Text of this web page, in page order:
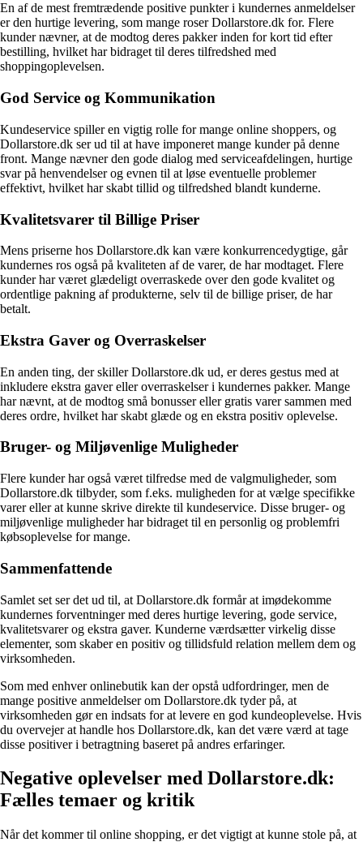
En af de mest fremtrædende positive punkter i kundernes anmeldelser
er den hurtige levering, som mange roser Dollarstore.dk for. Flere
kunder nævner, at de modtog deres pakker inden for kort tid efter
bestilling, hvilket har bidraget til deres tilfredshed med
shoppingoplevelsen.
God Service og Kommunikation
Kundeservice spiller en vigtig rolle for mange online shoppers, og
Dollarstore.dk ser ud til at have imponeret mange kunder på denne
front. Mange nævner den gode dialog med serviceafdelingen, hurtige
svar på henvendelser og evnen til at løse eventuelle problemer
effektivt, hvilket har skabt tillid og tilfredshed blandt kunderne.
Kvalitetsvarer til Billige Priser
Mens priserne hos Dollarstore.dk kan være konkurrencedygtige, går
kundernes ros også på kvaliteten af de varer, de har modtaget. Flere
kunder har været glædeligt overraskede over den gode kvalitet og
ordentlige pakning af produkterne, selv til de billige priser, de har
betalt.
Ekstra Gaver og Overraskelser
En anden ting, der skiller Dollarstore.dk ud, er deres gestus med at
inkludere ekstra gaver eller overraskelser i kundernes pakker. Mange
har nævnt, at de modtog små bonusser eller gratis varer sammen med
deres ordre, hvilket har skabt glæde og en ekstra positiv oplevelse.
Bruger- og Miljøvenlige Muligheder
Flere kunder har også været tilfredse med de valgmuligheder, som
Dollarstore.dk tilbyder, som f.eks. muligheden for at vælge specifikke
varer eller at kunne skrive direkte til kundeservice. Disse bruger- og
miljøvenlige muligheder har bidraget til en personlig og problemfri
købsoplevelse for mange.
Sammenfattende
Samlet set ser det ud til, at Dollarstore.dk formår at imødekomme
kundernes forventninger med deres hurtige levering, gode service,
kvalitetsvarer og ekstra gaver. Kunderne værdsætter virkelig disse
elementer, som skaber en positiv og tillidsfuld relation mellem dem og
virksomheden.
Som med enhver onlinebutik kan der opstå udfordringer, men de
mange positive anmeldelser om Dollarstore.dk tyder på, at
virksomheden gør en indsats for at levere en god kundeoplevelse. Hvis
du overvejer at handle hos Dollarstore.dk, kan det være værd at tage
disse positiver i betragtning baseret på andres erfaringer.
Negative oplevelser med Dollarstore.dk:
Fælles temaer og kritik
Når det kommer til online shopping, er det vigtigt at kunne stole på, at